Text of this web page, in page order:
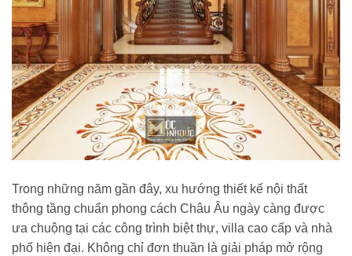
Trong những năm gần đây, xu hướng thiết kế nội thất
thông tầng chuẩn phong cách Châu Âu ngày càng được
ưa chuộng tại các công trình biệt thự, villa cao cấp và nhà
phố hiện đại. Không chỉ đơn thuần là giải pháp mở rộng